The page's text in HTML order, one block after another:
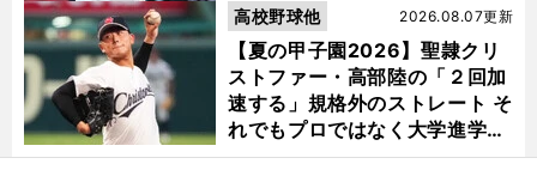
【夏の甲子園2026】聖隷クリ
ストファー・高部陸の「２回加
速する」規格外のストレート そ
れでもプロではなく大学進学を
選ぶ理由
2026.08.07更新
高校野球他